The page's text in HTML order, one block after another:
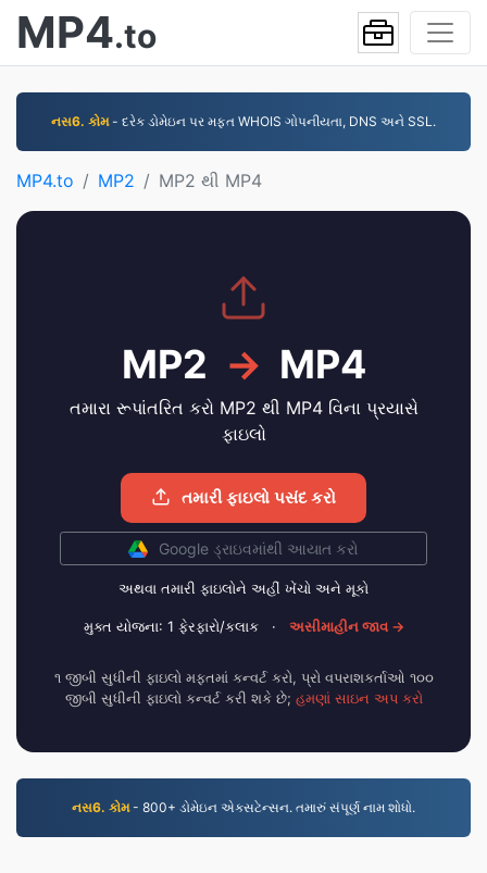
MP4.to
નસ6. કોમ- દરેક ડોમેઇન પર મફત WHOIS ગોપનીયતા, DNS અને SSL.
MP4.to MP2 MP2 થી MP4
MP2 → MP4
તમારા રૂપાંતરિત કરો MP2 થી MP4 વિના પ્રયાસે
ફાઇલો
તમારી ફાઇલો પસંદ કરો
Google ડ્રાઇવમાંથી આયાત કરો
અથવા તમારી ફાઇલોને અહીં ખેંચો અને મૂકો
મુક્ત યોજના: 1 ફેરફારો/કલાક · અસીમાહીન જાવ →
૧ જીબી સુધીની ફાઇલો મફતમાં કન્વર્ટ કરો, પ્રો વપરાશકર્તાઓ ૧૦૦
જીબી સુધીની ફાઇલો કન્વર્ટ કરી શકે છે; હમણાં સાઇન અપ કરો
નસ6. કોમ- 800+ ડોમેઇન એક્સટેન્સન. તમારું સંપૂર્ણ નામ શોધો.